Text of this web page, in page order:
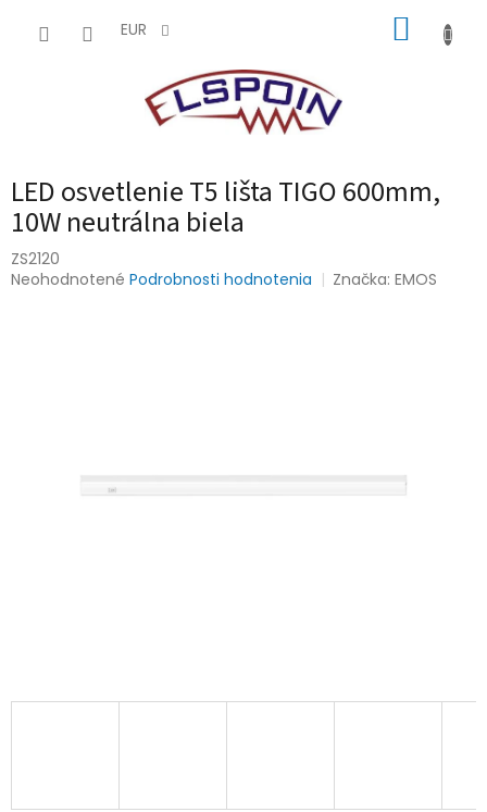
EUR
LED osvetlenie T5 lišta TIGO 600mm,
10W neutrálna biela
ZS2120
Priemerné
Neohodnotené Podrobnosti hodnotenia Značka:EMOS